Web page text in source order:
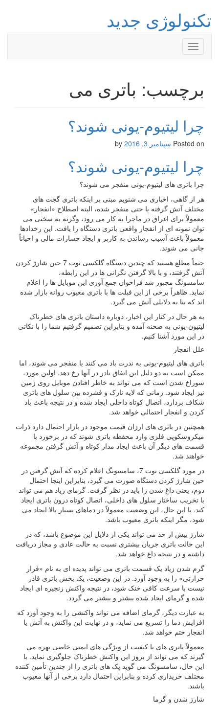
تکنولوژی جدید
Toggle
navigation
برچسب: باتری می
چرا لیتیوم-یونی شوند؟
Posted on سپتامبر 3, 2016
چرا لیتیوم-یونی شوند؟
چرا باتری های لیتیوم-یونی منفجر می شوند؟
هر از گاهی، اخباری می شنویم مبنی بر اینکه باتری گجت های
مختلف آتش گرفته یا حتی منفجر شده، البته اصطلاح «انفجار»
معمولاً برای اغراق در ماجرا به کار می رود، وگرنه به سختی می
توان نمونه ای از انفجار واقعی باتری دستگاه را یافت. این رخدادها
معمولاً باعث آسیب رساندن به کاربر و ایجاد خسارات مالی و احیاناً
جانی می شوند.
حتماً مطلع هستید که چندین دستگاه گلکسی نوت 7 حین شارژ کردن
آتش گرفتند، و با بالا گرفتن نگرانی ها در این رابطه،
سامسونگ مجبور شد فراخوان جمع آوری این موبایل ها را اعلام
نماید. ظاهراً برخی از این فبلت ها با باتری معیوب روانه بازار شده
اند که بنا به دلایلی آتش می گیرد.
به هر حال در کنار این اخبار، دوباره داستان باتری های خطرناک
لیتیون-یونی به صحنه آمده و بنابراین تصمیم گرفتیم شما را با نکاتی
در این مورد آشنا کنیم.
علل انفجار
باتری های لیتیوم-یونی به ندرت باد می کنند یا منفجر می شوند، اما
ممکن است به دو دلیل این اتفاق نادر در آنها رخ دهد. اولین مورد،
سوراخ شدن است که می تواند به خاطر افتادن موبایل روی زمین
نیز ایجاد شود. زمانی که لایه نازک و فشرده بین سلول های باتری
شکاف بردارد، اتصال کوتاه داخلی ایجاد شده و در نتیجه باعث باد
کردن و انفجار احتمالی خواهد شد.
همچنین در باتری های ارزان قیمت موجود در بازار احتمال دارد ذرات
میکروسکوپی فلزی وارد محفظه باتری شوند که در برخورد با
قسمت های دیگر آن باعث ایجاد مدار کوتاه و آتش گرفتن مجموعه
خواهند شد.
در مورد گلکسی نوت 7، سامسونگ اعلام کرده که آتش گرفتن در
حین شارژ کردن دستگاه صورت می گیرد، بنابراین اینجا احتمال
دوم، یعنی داغ شدن را باید در نظر گرفت. گرمای زیاد هم می تواند
با تخریب ساختار سلول های داخلی، اتصال کوتاه درون باتری ایجاد
کند. با این حال، این وضعیت معمولاً در دماهای بسیار بالا ایجاد می
شود، مگر اینکه باتری معیوب باشد.
شارژ بیش از حد می تواند یکی از دلایل این موضوع باشد، که در
این حالت باتری جریان بیشتری نسبت به حالت عادی و مجاز دریافت
داشته و در نتیجه داغ خواهد شد.
گرم شدن زیاد یک قسمت باتری می تواند پدیده ای به نام «فرار
حرارتی» را به وجود آورد. در این وضعیت، یک بخش باتری قادر
نیست با سرعت کافی خنک شود، در نتیجه واکنش زنجیره ای ایجاد
شده و گرمای ایجاد شده بیشتر و بیشتر می گردد.
به عبارت دیگر، گرمای اضافه می تواند واکنشی را به وجود آورد که
افزایش دما را تسریع می نماید، و در نهایت این واکنش به آتش یا
انفجار ختم خواهد شد.
معمولاً باتری های با کیفیت از ویژگی های ایمنی خاصی بهره می
گیرند که می تواند از بروز این واکنش خطرناک جلوگیری نماید. با
این حال، سامسونگ می گوید پک های باتری را از چندین تأمین کننده
مختلف خریداری کرده و بنابراین احتمال دارد برخی از آنها معیوب
باشند.
شارژ شدن و گرما